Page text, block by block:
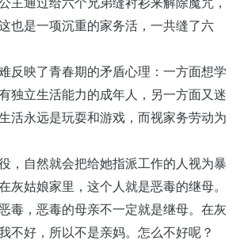
也是一项沉重的家务活，一共缝了六
反映了青春期的矛盾心理：一方面想学
独立生活能力的成年人，另一方面又迷
活永远是玩耍和游戏，而视家务劳动为
，自然就会把给她指派工作的人视为暴
灰姑娘家里，这个人就是恶毒的继母。
毒，恶毒的母亲不一定就是继母。在灰
不好，所以不是亲妈。怎么不好呢？